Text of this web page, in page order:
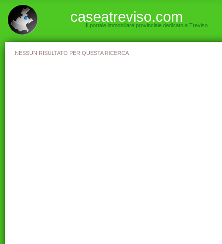
caseatreviso.com
Il portale immobiliare provinciale dedicato a Treviso
NESSUN RISULTATO PER QUESTA RICERCA